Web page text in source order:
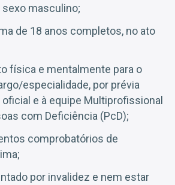
masculino;
de 18 anos completos, no ato
física e mentalmente para o
especialidade, por prévia
e à equipe Multiprofissional
com Deficiência (PcD);
comprobatórios de
por invalidez e nem estar